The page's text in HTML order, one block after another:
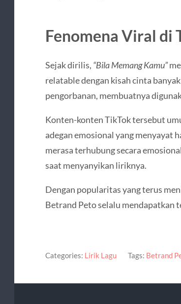
Fenomena Viral di
Sejak dirilis, “Bila Memang Kamu”
relatable dengan kisah cinta
pengorbanan, membuatnya
Konten-konten TikTok tersebut
adegan emosional yang menyayat
merasa terhubung secara
saat menyanyikan liriknya.
Dengan popularitas yang terus
Betrand Peto selalu mendapatkan
Categories: Lirik Lagu Tags: Betrand